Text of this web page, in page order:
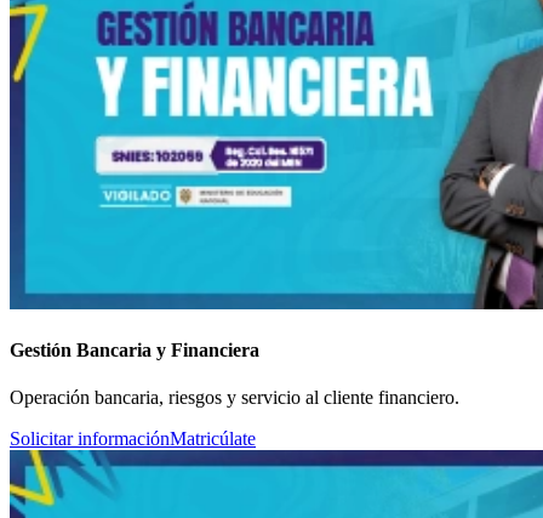
Gestión Bancaria y Financiera
Operación bancaria, riesgos y servicio al cliente financiero.
Solicitar informaciónMatricúlate